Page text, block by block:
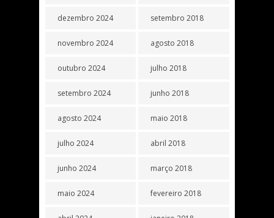
dezembro 2024
novembro 2024
outubro 2024
setembro 2024
agosto 2024
julho 2024
junho 2024
maio 2024
setembro 2018
agosto 2018
julho 2018
junho 2018
maio 2018
abril 2018
março 2018
fevereiro 2018